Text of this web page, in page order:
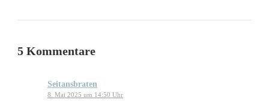
5 Kommentare
Seitansbraten
8. Mai 2025 um 14:50 Uhr